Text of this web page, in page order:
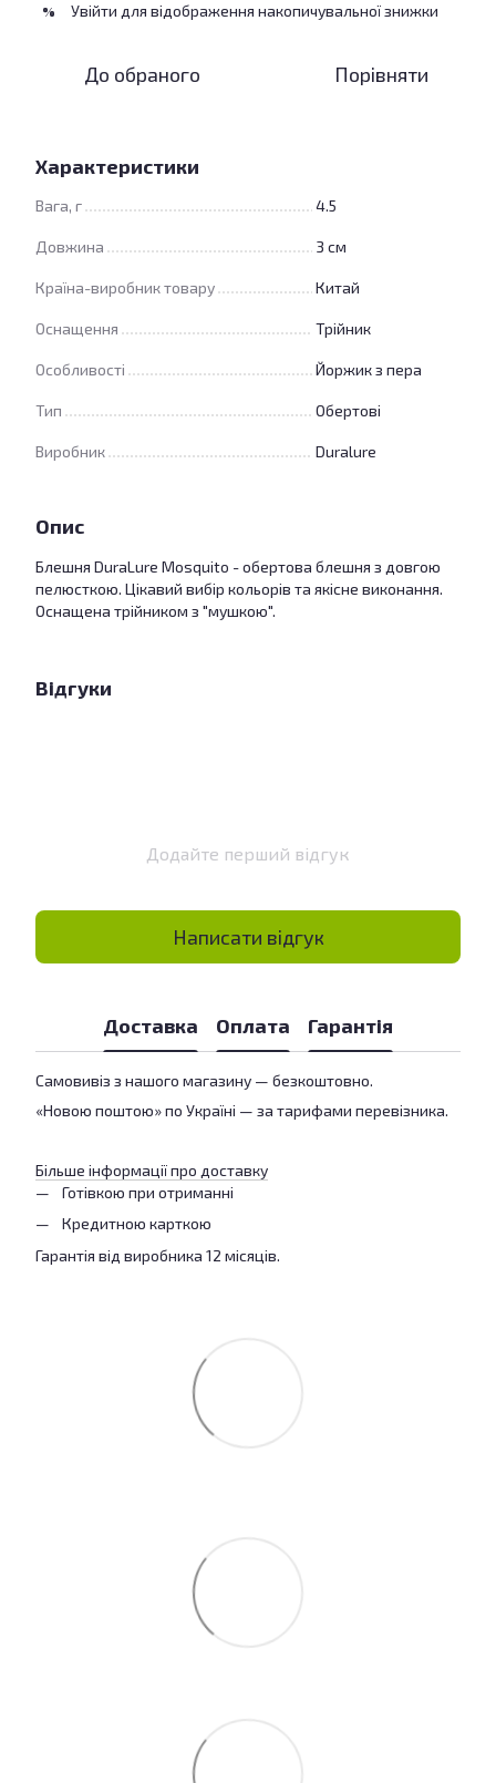
% Увійти для відображення накопичувальної знижки
До обраного Порівняти
Характеристики
Вага, г 4.5
Довжина 3 см
Країна-виробник товару Китай
Оснащення Трійник
Особливості Йоржик з пера
Тип Обертові
Виробник Duralure
Опис
Блешня DuraLure Mosquito - обертова блешня з довгою
пелюсткою. Цікавий вибір кольорів та якісне виконання.
Оснащена трійником з "мушкою".
Відгуки
Додайте перший відгук
Написати відгук
Доставка Оплата Гарантія
Самовивіз з нашого магазину — безкоштовно.
«Новою поштою» по Україні — за тарифами перевізника.
Більше інформації про доставку
Готівкою при отриманні
Кредитною карткою
Гарантія від виробника 12 місяців.